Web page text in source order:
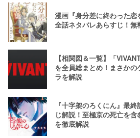
漫画『身分差に終わった恋
全話ネタバレあらすじ！
【相関図＆一覧】「
を全員総まとめ！まさか
ラを解説
『十字架のろくにん』最
じ解説！至極京の死亡を
を徹底解説